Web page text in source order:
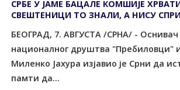
СРБЕ У ЈАМЕ БАЦАЛЕ КОМШИЈЕ
СВЕШТЕНИЦИ ТО ЗНАЛИ, А НИСУ
БЕОГРАД, 7. АВГУСТА /СРНА/ - Оснивач
националног друштва "Пребиловци"
Миленко Јахура изјавио је Срни да
памти да...